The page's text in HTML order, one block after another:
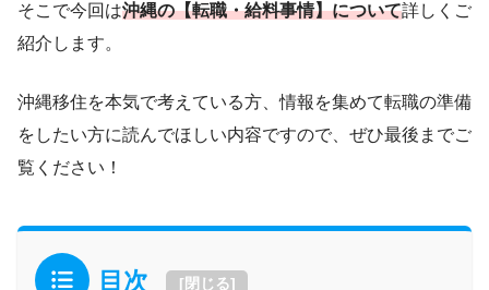
そこで今回は沖縄の【転職・給料事情】について詳しくご
紹介します。
沖縄移住を本気で考えている方、情報を集めて転職の準備
をしたい方に読んでほしい内容ですので、ぜひ最後までご
覧ください！
目次 [閉じる]